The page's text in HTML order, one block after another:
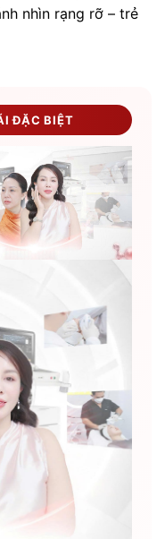
nhìn rạng rỡ – trẻ
ĐẶC BIỆT